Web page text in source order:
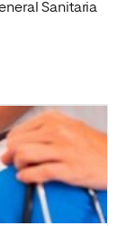
Sanitaria